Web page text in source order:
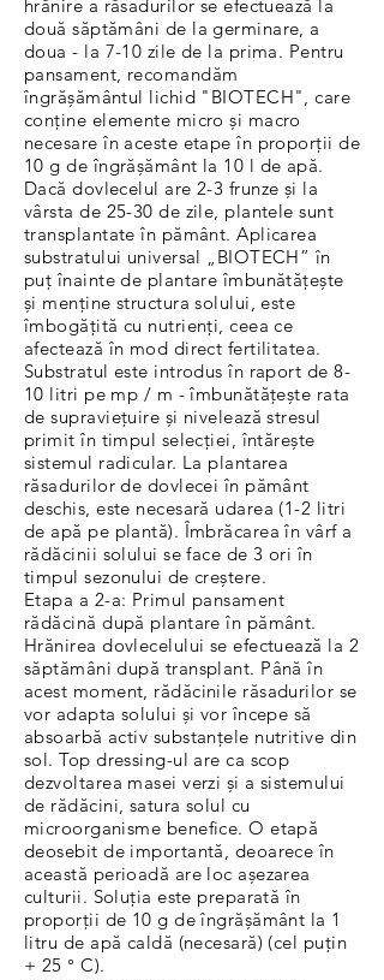
hrănire a răsadurilor se efectuează la
două săptămâni de la germinare, a
doua - la 7-10 zile de la prima. Pentru
pansament, recomandăm
îngrășământul lichid "BIOTECH", care
conține elemente micro și macro
necesare în aceste etape în proporții de
10 g de îngrășământ la 10 l de apă.
Dacă dovlecelul are 2-3 frunze și la
vârsta de 25-30 de zile, plantele sunt
transplantate în pământ. Aplicarea
substratului universal „BIOTECH” în
puț înainte de plantare îmbunătățește
și menține structura solului, este
îmbogățită cu nutrienți, ceea ce
afectează în mod direct fertilitatea.
Substratul este introdus în raport de 8-
10 litri pe mp / m - îmbunătățește rata
de supraviețuire și nivelează stresul
primit în timpul selecției, întărește
sistemul radicular. La plantarea
răsadurilor de dovlecei în pământ
deschis, este necesară udarea (1-2 litri
de apă pe plantă). Îmbrăcarea în vârf a
rădăcinii solului se face de 3 ori în
timpul sezonului de creștere.
Etapa a 2-a: Primul pansament
rădăcină după plantare în pământ.
Hrănirea dovlecelului se efectuează la 2
săptămâni după transplant. Până în
acest moment, rădăcinile răsadurilor se
vor adapta solului și vor începe să
absoarbă activ substanțele nutritive din
sol. Top dressing-ul are ca scop
dezvoltarea masei verzi și a sistemului
de rădăcini, satura solul cu
microorganisme benefice. O etapă
deosebit de importantă, deoarece în
această perioadă are loc așezarea
culturii. Soluția este preparată în
proporții de 10 g de îngrășământ la 1
litru de apă caldă (necesară) (cel puțin
+ 25 ° C).